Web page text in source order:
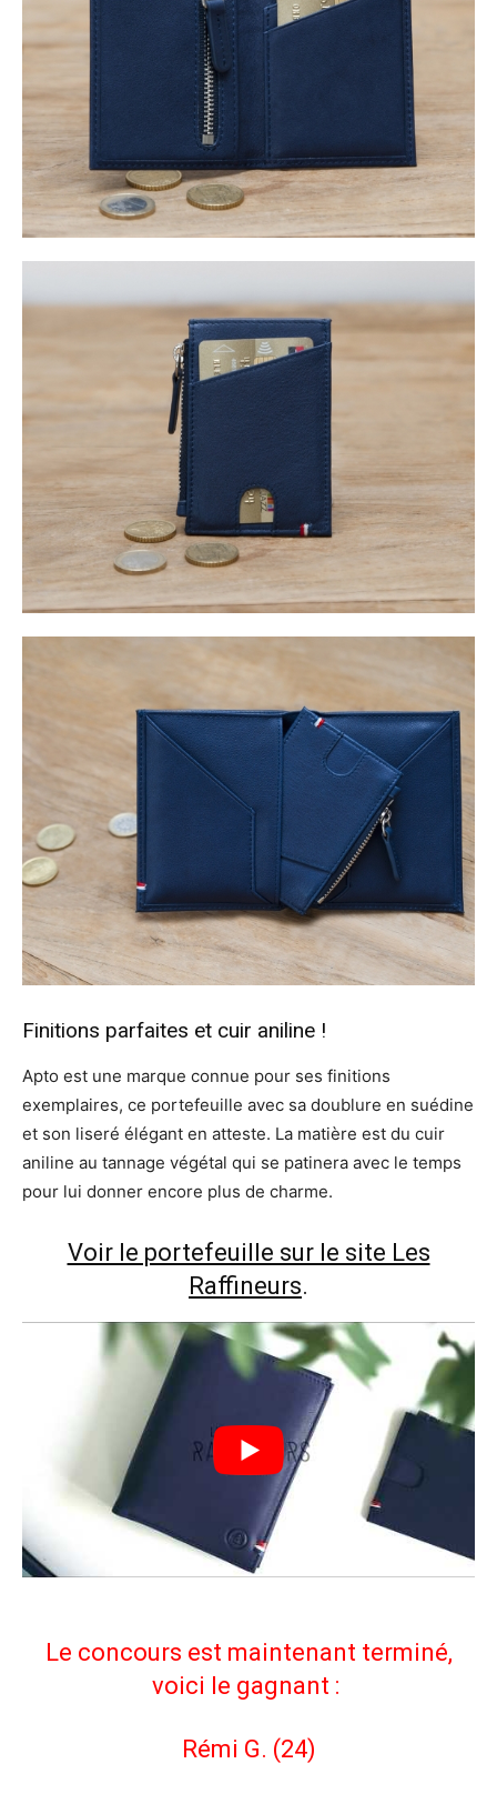
Finitions parfaites et cuir aniline !
Apto est une marque connue pour ses finitions
exemplaires, ce portefeuille avec sa doublure en suédine
et son liseré élégant en atteste. La matière est du cuir
aniline au tannage végétal qui se patinera avec le temps
pour lui donner encore plus de charme.
Voir le portefeuille sur le site Les
Raffineurs.
Le concours est maintenant terminé,
voici le gagnant :
Rémi G. (24)